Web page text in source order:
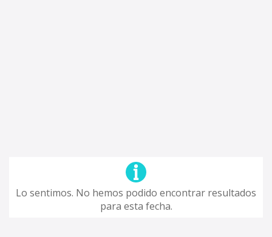
Lo sentimos. No hemos podido encontrar resultados
para esta fecha.